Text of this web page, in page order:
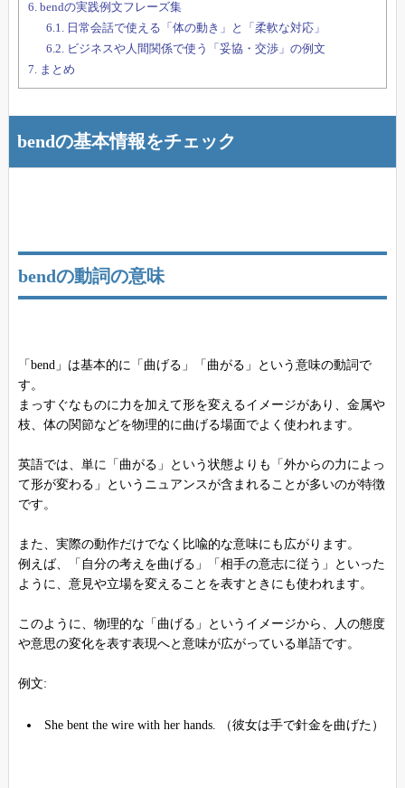
6. bendの実践例文フレーズ集
6.1.
日常会話で使える「体の動き」と「柔軟な対応」
6.2. ビジネスや人間関係で使う「妥協・交渉」の例文
7.
まとめ
bendの基本情報をチェック
bendの動詞の意味
「bend」は基本的に「曲げる」「曲がる」という意味の動詞で
す。
まっすぐなものに力を加えて形を変えるイメージがあり、金属や
枝、体の関節などを物理的に曲げる場面でよく使われます。
英語では、単に「曲がる」という状態よりも「外からの力によっ
て形が変わる」というニュアンスが含まれることが多いのが特徴
です。
また、実際の動作だけでなく比喩的な意味にも広がります。
例えば、「自分の考えを曲げる」「相手の意志に従う」といった
ように、意見や立場を変えることを表すときにも使われます。
このように、物理的な「曲げる」というイメージから、人の態度
や意思の変化を表す表現へと意味が広がっている単語です。
例文:
She bent the wire with her hands. （彼女は手で針金を曲げた）